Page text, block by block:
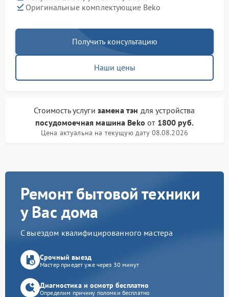
Оригинальные комплектующие Beko
Получить консультацию
Наши цены
Стоимость услуги замена тэн для устройства
посудомоечная машина Beko от 1800 руб.
Цена актуальна на текущую дату 08.08.2026
Ремонт бытовой техники
у Вас дома
С выездом квалифицированного мастера
Срочный выезд
Мастер приедет уже через 30 минут
Диагностика и осмотр бесплатно
Определим причину поломки бесплатно